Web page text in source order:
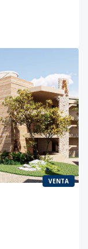
VENTA